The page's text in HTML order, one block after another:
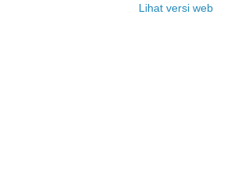
Lihat versi web